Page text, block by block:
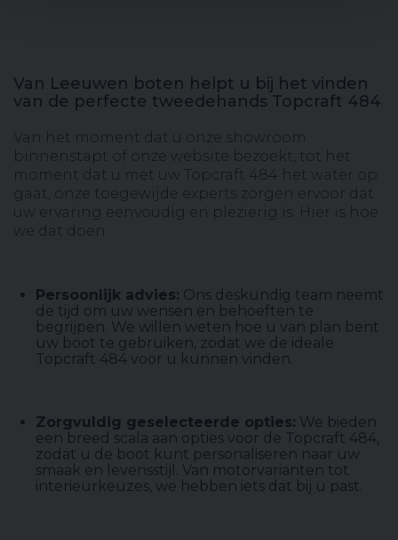
Van Leeuwen boten helpt u bij het vinden
van de perfecte tweedehands Topcraft 484
Van het moment dat u onze showroom
binnenstapt of onze website bezoekt, tot het
moment dat u met uw Topcraft 484 het water op
gaat, onze toegewijde experts zorgen ervoor dat
uw ervaring eenvoudig en plezierig is. Hier is hoe
we dat doen:
Persoonlijk advies: Ons deskundig team neemt
de tijd om uw wensen en behoeften te
begrijpen. We willen weten hoe u van plan bent
uw boot te gebruiken, zodat we de ideale
Topcraft 484 voor u kunnen vinden.
Zorgvuldig geselecteerde opties: We bieden
een breed scala aan opties voor de Topcraft 484,
zodat u de boot kunt personaliseren naar uw
smaak en levensstijl. Van motorvarianten tot
interieurkeuzes, we hebben iets dat bij u past.